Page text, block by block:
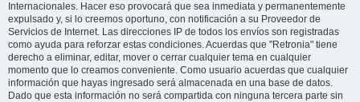
Internacionales. Hacer eso provocará que sea inmediata y permanentemente
expulsado y, si lo creemos oportuno, con notificación a su Proveedor de
Servicios de Internet. Las direcciones IP de todos los envíos son registradas
como ayuda para reforzar estas condiciones. Acuerdas que "Retronia" tiene
derecho a eliminar, editar, mover o cerrar cualquier tema en cualquier
momento que lo creamos conveniente. Como usuario acuerdas que cualquier
información que hayas ingresado será almacenada en una base de datos.
Dado que esta información no será compartida con ninguna tercera parte sin